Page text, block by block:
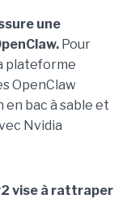
une
Pour
plateforme
OpenClaw
bac à sable et
Nvidia
vise à rattraper